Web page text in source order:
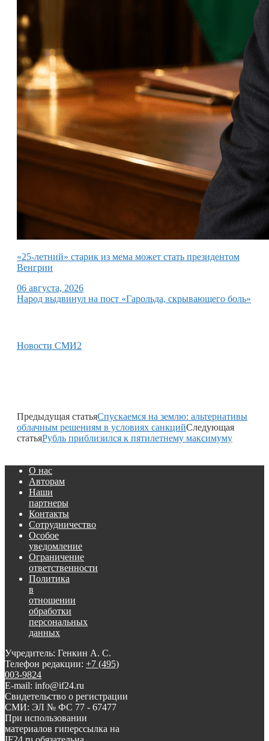
«25-летний» старик из мема может стать президентом
Венгрии
06 августа, 2026
Народ выдвинул на пост «Гарольда, скрывающего боль»
Новости СМИ2
Предыдущая статьяСпускаемся на землю: альтернативы
облачным решениям в условиях санкцийСледующая
статьяРубль приблизился к пятилетнему максимуму
О нас
Авторам
Наши
партнеры
Контакты
Сотрудничество
Особое
уведомление
Ограничение
ответственности
Политика
в
отношении
обработки
персональных
данных
Учредитель: Генкин А. С.
Телефон редакции: +7 (495)
003-9824
E-mail: info@if24.ru
Свидетельство о регистрации
СМИ: ЭЛ № ФС 77 - 67477
При использовании
материалов гиперссылка на